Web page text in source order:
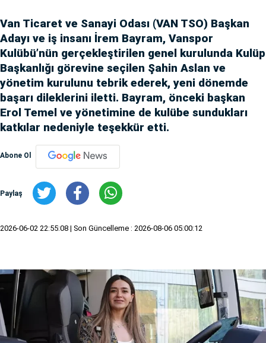
Van Ticaret ve Sanayi Odası (VAN TSO) Başkan
Adayı ve iş insanı İrem Bayram, Vanspor
Kulübü’nün gerçekleştirilen genel kurulunda Kulüp
Başkanlığı görevine seçilen Şahin Aslan ve
yönetim kurulunu tebrik ederek, yeni dönemde
başarı dileklerini iletti. Bayram, önceki başkan
Erol Temel ve yönetimine de kulübe sundukları
katkılar nedeniyle teşekkür etti.
Abone Ol
Paylaş
2026-06-02 22:55:08 | Son Güncelleme : 2026-08-06 05:00:12